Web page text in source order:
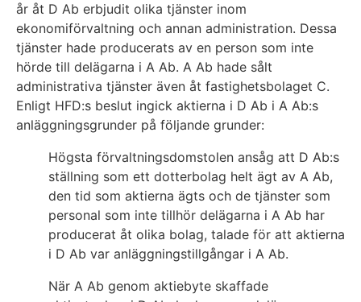
år åt D Ab erbjudit olika tjänster inom
ekonomiförvaltning och annan administration. Dessa
tjänster hade producerats av en person som inte
hörde till delägarna i A Ab. A Ab hade sålt
administrativa tjänster även åt fastighetsbolaget C.
Enligt HFD:s beslut ingick aktierna i D Ab i A Ab:s
anläggningsgrunder på följande grunder:
Högsta förvaltningsdomstolen ansåg att D Ab:s
ställning som ett dotterbolag helt ägt av A Ab,
den tid som aktierna ägts och de tjänster som
personal som inte tillhör delägarna i A Ab har
producerat åt olika bolag, talade för att aktierna
i D Ab var anläggningstillgångar i A Ab.
När A Ab genom aktiebyte skaffade